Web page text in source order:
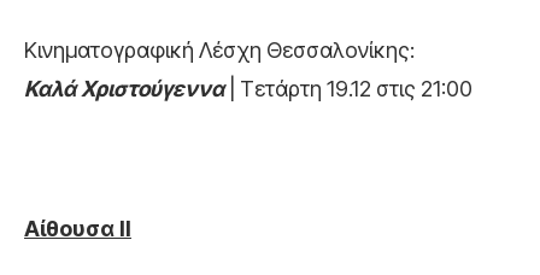
Κινηματογραφική Λέσχη Θεσσαλονίκης:
Καλά Χριστούγεννα| Τετάρτη 19.12 στις 21:00
Αίθουσα ΙΙ